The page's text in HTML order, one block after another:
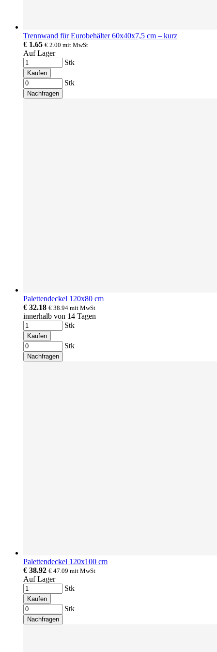
Trennwand für Eurobehälter 60x40x7,5 cm – kurz
€ 1.65 € 2.00 mit MwSt
Auf Lager
Stk
Kaufen
Stk
Nachfragen
Palettendeckel 120x80 cm
€ 32.18 € 38.94 mit MwSt
innerhalb von 14 Tagen
Stk
Kaufen
Stk
Nachfragen
Palettendeckel 120x100 cm
€ 38.92 € 47.09 mit MwSt
Auf Lager
Stk
Kaufen
Stk
Nachfragen